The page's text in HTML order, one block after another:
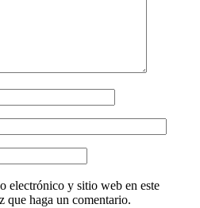
electrónico y sitio web en este
que haga un comentario.